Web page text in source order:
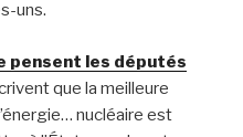
uns.
pensent les députés
que la meilleure
nucléaire est